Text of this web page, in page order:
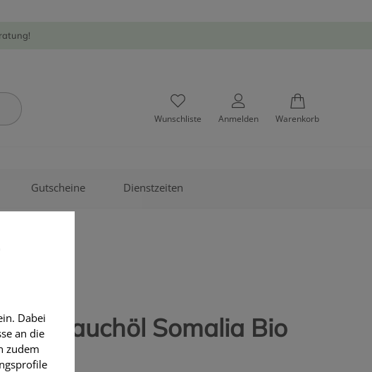
Wunschliste Anmelden Warenkorb
Gutscheine Dienstzeiten
GMBH
Somalia Bio
Dabei
an die
zudem